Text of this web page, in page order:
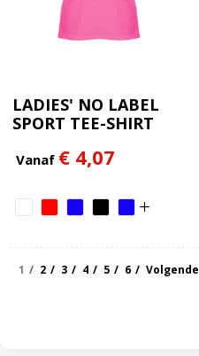
LADIES' NO LABEL
SPORT TEE-SHIRT
Vanaf € 4,07
1 2 3 4 5 6 Volgende